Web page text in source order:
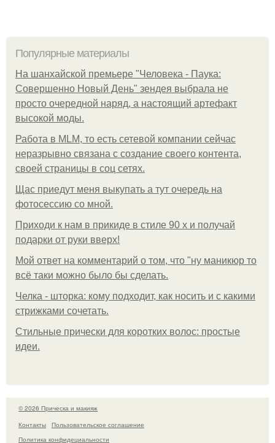
Популярные материалы
На шанхайской премьере "Человека - Паука:
Совершенно Новый День" зендея выбрала не
просто очередной наряд, а настоящий артефакт
высокой моды.
Работа в MLM, то есть сетевой компании сейчас
неразрывно связана с создание своего контента,
своей страницы в соц сетях.
Щас приедут меня выкупать а тут очередь на
фотосессию со мной.
Приходи к нам в прикиде в стиле 90 х и получай
подарки от руки вверх!
Мой ответ на комментарий о том, что "ну маникюр то
всё таки можно было бы сделать.
Челка - шторка: кому подходит, как носить и с какими
стрижками сочетать.
Стильные прически для коротких волос: простые
идеи.
© 2026 Прическа и макияж
Контакты
Пользовательское соглашение
Политика конфидециальности